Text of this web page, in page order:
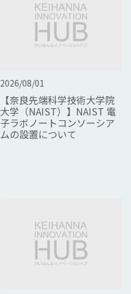
2026/08/01
【奈良先端科学技術大学院
大学（NAIST）】NAIST 電
子ラボノートコンソーシア
ムの設置について